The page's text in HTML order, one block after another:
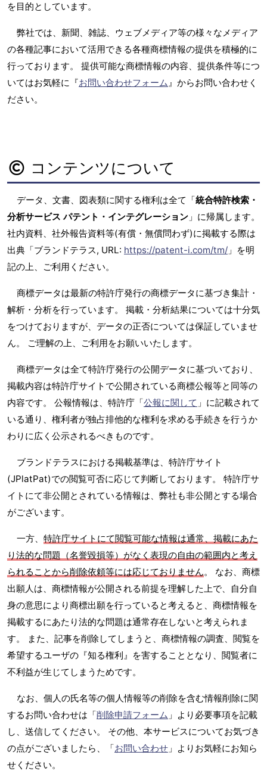
を目的としています。
弊社では、新聞、雑誌、ウェブメディア等の様々なメディア
の各種記事において活用できる各種商標情報の提供を積極的に
行っております。 提供可能な商標情報の内容、提供条件等につ
いてはお気軽に『お問い合わせフォーム』からお問い合わせく
ださい。
コンテンツについて
データ、文書、図表類に関する権利は全て「統合特許検索・
分析サービス パテント・インテグレーション 」に帰属します。
社内資料、社外報告資料等(有償・無償問わず)に掲載する際は
出典「ブランドテラス, URL: https://patent-i.com/tm/ 」を明
記の上、ご利用ください。
商標データは最新の特許庁発行の商標データに基づき集計・
解析・分析を行っています。 掲載・分析結果については十分気
をつけておりますが、データの正否については保証していませ
ん。 ご理解の上、ご利用をお願いいたします。
商標データは全て特許庁発行の公開データに基づいており、
掲載内容は特許庁サイトで公開されている商標公報等と同等の
内容です。 公報情報は、特許庁「公報に関して 」に記載されて
いる通り、権利者が独占排他的な権利を求める手続きを行うか
わりに広く公示されるべきものです。
ブランドテラスにおける掲載基準は、特許庁サイト
(JPlatPat)での閲覧可否に応じて判断しております。 特許庁サ
イトにて非公開とされている情報は、弊社も非公開とする場合
がございます。
一方、 特許庁サイトにて閲覧可能な情報は通常、掲載にあた
り法的な問題（名誉毀損等）がなく表現の自由の範囲内と考え
られることから削除依頼等には応じておりません。 なお、商標
出願人は、商標情報が公開される前提を理解した上で、自分自
身の意思により商標出願を行っていると考えると、商標情報を
掲載するにあたり法的な問題は通常存在しないと考えられま
す。 また、記事を削除してしまうと、商標情報の調査、閲覧を
希望するユーザの『知る権利』を害することとなり、閲覧者に
不利益が生じてしまうためです。
なお、個人の氏名等の個人情報等の削除を含む情報削除に関
するお問い合わせは「削除申請フォーム 」より必要事項を記載
し、送信してください。 その他、本サービスについてお気づき
の点がございましたら、「お問い合わせ 」よりお気軽にお知ら
せください。